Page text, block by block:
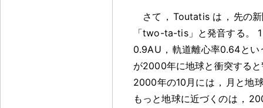
さて ， Toutatis は ， 先の
「two-ta-tis」と発音する 。
0.9AU ， 軌道離心率0.64とい
が2000年に地球と衝突する
2000年の10月には ， 月と地
もっと地球に近づくのは ，